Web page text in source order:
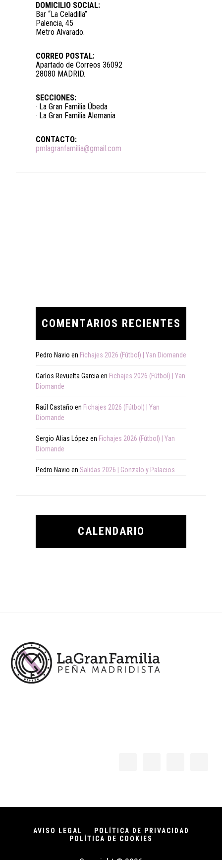
DOMICILIO SOCIAL:
Bar “La Celadilla”
Palencia, 45
Metro Alvarado.
CORREO POSTAL:
Apartado de Correos 36092
28080 MADRID.
SECCIONES:
· La Gran Familia Úbeda
· La Gran Familia Alemania
CONTACTO:
pmlagranfamilia@gmail.com
COMENTARIOS RECIENTES
Pedro Navio en Fichajes 2026 (Fútbol) | Yan Diomande
Carlos Revuelta Garcia en Fichajes 2026 (Fútbol) | Yan
Diomande
Raúl Castaño en Fichajes 2026 (Fútbol) | Yan
Diomande
Sergio Alias López en Fichajes 2026 (Fútbol) | Yan
Diomande
Pedro Navio en Salidas 2026 | Gonzalo y Palacios
CALENDARIO
AVISO LEGAL
POLÍTICA DE PRIVACIDAD
POLÍTICA DE COOKIES